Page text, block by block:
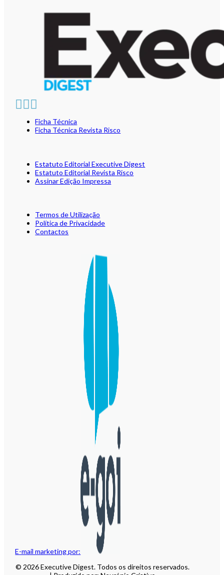
E-mail marketing por:
Ficha Técnica
Ficha Técnica Revista Risco
Estatuto Editorial Executive Digest
Estatuto Editorial Revista Risco
Assinar Edição Impressa
Termos de Utilização
Política de Privacidade
Contactos
© 2026 Executive Digest. Todos os direitos reservados.